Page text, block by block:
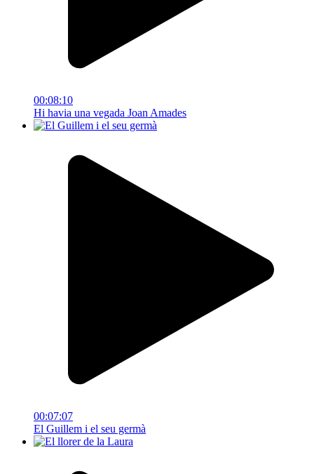
00:08:10
Hi havia una vegada Joan Amades
00:07:07
El Guillem i el seu germà